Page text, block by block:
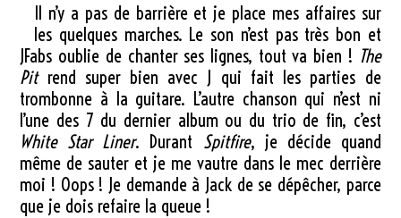
Il n’y a pas de barrière et je place mes affaires sur
les quelques marches. Le son n’est pas très bon et
JFabs oublie de chanter ses lignes, tout va bien ! The
Pitrend super bien avec J qui fait les parties de
trombonne à la guitare. L’autre chanson qui n’est ni
l’une des 7 du dernier album ou du trio de fin, c’est
White Star Liner. Durant Spitfire, je décide quand
même de sauter et je me vautre dans le mec derrière
moi ! Oops ! Je demande à Jack de se dépêcher, parce
que je dois refaire la queue !